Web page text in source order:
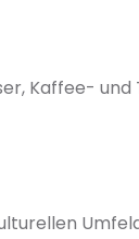
Kaffee- und